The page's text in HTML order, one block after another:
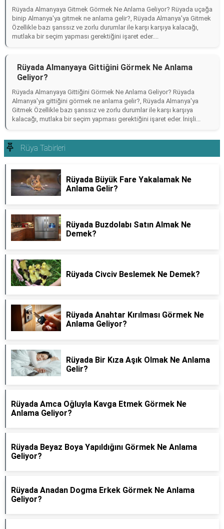
Rüyada Almanyaya Gitmek Görmek Ne Anlama Geliyor? Rüyada uçağa
binip Almanya'ya gitmek ne anlama gelir?, Rüyada Almanya'ya Gitmek
Özellikle bazı şanssız ve zorlu durumlar ile karşı karşıya kalacağı,
mutlaka bir seçim yapması gerektiğini işaret eder....
Rüyada Almanyaya Gittiğini Görmek Ne Anlama
Geliyor?
Rüyada Almanyaya Gittiğini Görmek Ne Anlama Geliyor? Rüyada
Almanya'ya gittiğini görmek ne anlama gelir?, Rüyada Almanya'ya
Gitmek Özellikle bazı şanssız ve zorlu durumlar ile karşı karşıya
kalacağı, mutlaka bir seçim yapması gerektiğini işaret eder. İnişli...
Rüya Tabirleri
Rüyada Büyük Fare Yakalamak Ne
Anlama Gelir?
Rüyada Buzdolabı Satın Almak Ne
Demek?
Rüyada Civciv Beslemek Ne Demek?
Rüyada Anahtar Kırılması Görmek Ne
Anlama Geliyor?
Rüyada Bir Kıza Aşık Olmak Ne Anlama
Gelir?
Rüyada Amca Oğluyla Kavga Etmek Görmek Ne
Anlama Geliyor?
Rüyada Beyaz Boya Yapıldığını Görmek Ne Anlama
Geliyor?
Rüyada Anadan Dogma Erkek Görmek Ne Anlama
Geliyor?